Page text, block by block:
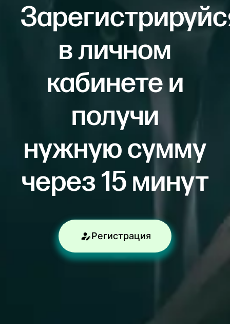
в личном
кабинете и
получи
нужную сумму
через 15 минут
Регистрация